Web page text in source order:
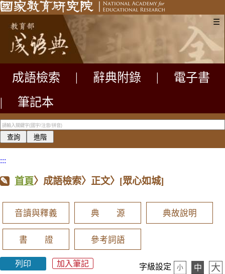
☰
成語檢索 辭典附錄
電子書
|
筆記本
:::
首頁〉成語檢索〉正文〉 [眾心如城]
音讀與釋義 典 源 典故說明
書 證 參考詞語
列印 加入筆記 字級設定 小 中 大